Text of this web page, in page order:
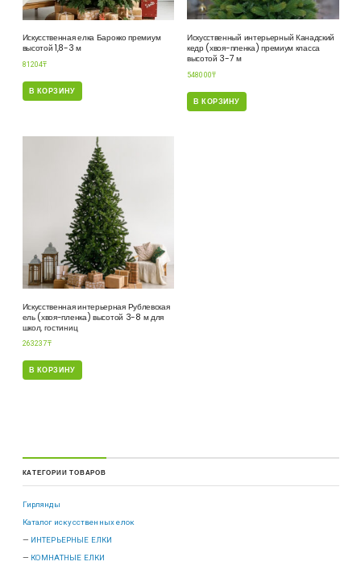
Искусственная елка Барокко премиум
высотой 1,8-3 м
81204₸
В КОРЗИНУ
Искусственный интерьерный Канадский
кедр (хвоя-пленка) премиум класса
высотой 3-7 м
548000₸
В КОРЗИНУ
Искусственная интерьерная Рублевская
ель (хвоя-пленка) высотой 3-8 м для
школ, гостиниц
263237₸
В КОРЗИНУ
КАТЕГОРИИ ТОВАРОВ
Гирлянды
Каталог искусственных елок
ИНТЕРЬЕРНЫЕ ЕЛКИ
КОМНАТНЫЕ ЕЛКИ